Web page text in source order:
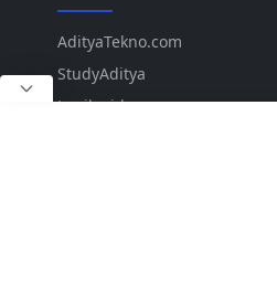
AdityaTekno.com
StudyAditya
Lepiku.id